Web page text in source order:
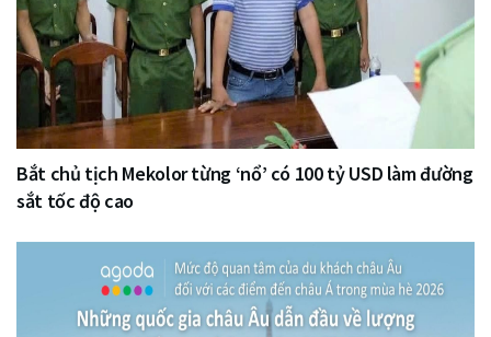
Bắt chủ tịch Mekolor từng ‘nổ’ có 100 tỷ USD làm đường
sắt tốc độ cao